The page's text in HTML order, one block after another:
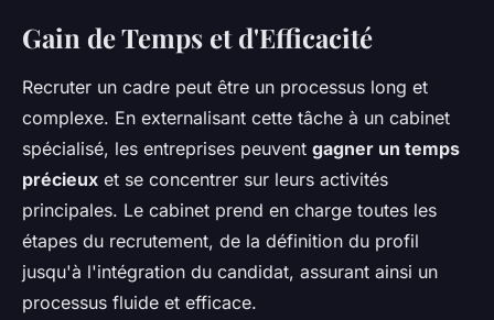
Gain de Temps et d'Efficacité
Recruter un cadre peut être un processus long et
complexe. En externalisant cette tâche à un cabinet
spécialisé, les entreprises peuvent gagner un temps
précieux et se concentrer sur leurs activités
principales. Le cabinet prend en charge toutes les
étapes du recrutement, de la définition du profil
jusqu'à l'intégration du candidat, assurant ainsi un
processus fluide et efficace.